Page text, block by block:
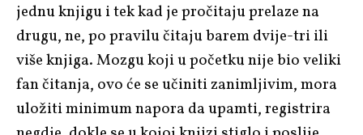
jednu knjigu i tek kad je pročitaju prelaze na
drugu, ne, po pravilu čitaju barem dvije-tri ili
više knjiga. Mozgu koji u početku nije bio veliki
fan čitanja, ovo će se učiniti zanimljivim, mora
uložiti minimum napora da upamti, registrira